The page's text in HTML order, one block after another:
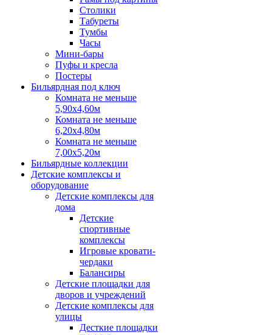
Столики
Табуреты
Тумбы
Часы
Мини-бары
Пуфы и кресла
Постеры
Бильярдная под ключ
Комната не меньше
5,90х4,60м
Комната не меньше
6,20х4,80м
Комната не меньше
7,00х5,20м
Бильярдные коллекции
Детские комплексы и
оборудование
Детские комплексы для
дома
Детские
спортивные
комплексы
Игровые кровати-
чердаки
Балансиры
Детские площадки для
дворов и учреждений
Детские комплексы для
улицы
Десткие площадки